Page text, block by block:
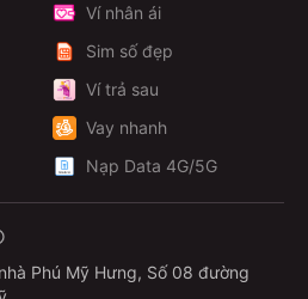
Ví nhân ái
Sim số đẹp
Ví trả sau
Vay nhanh
Nạp Data 4G/5G
Phú Mỹ Hưng, Số 08 đường